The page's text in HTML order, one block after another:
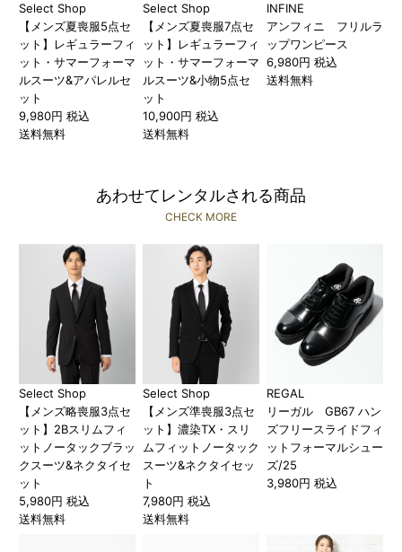
Select Shop
【メンズ夏喪服5点セ
ット】レギュラーフィ
ット・サマーフォーマ
ルスーツ&アパレルセ
ット
9,980円 税込
送料無料
Select Shop
【メンズ夏喪服7点セ
ット】レギュラーフィ
ット・サマーフォーマ
ルスーツ&小物5点セ
ット
10,900円 税込
送料無料
INFINE
アンフィニ フリルラ
ップワンピース
6,980円 税込
送料無料
あわせてレンタルされる商品
CHECK MORE
Select Shop
【メンズ略喪服3点セ
ット】2Bスリムフィ
ットノータックブラッ
クスーツ&ネクタイセ
ット
5,980円 税込
送料無料
Select Shop
【メンズ準喪服3点セ
ット】濃染TX・スリ
ムフィットノータック
スーツ&ネクタイセッ
ト
7,980円 税込
送料無料
REGAL
リーガル GB67 ハン
ズフリースライドフィ
ットフォーマルシュー
ズ/25
3,980円 税込